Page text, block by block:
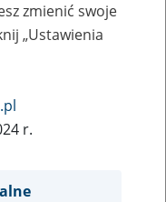
zmienić swoje
„Ustawienia
r.